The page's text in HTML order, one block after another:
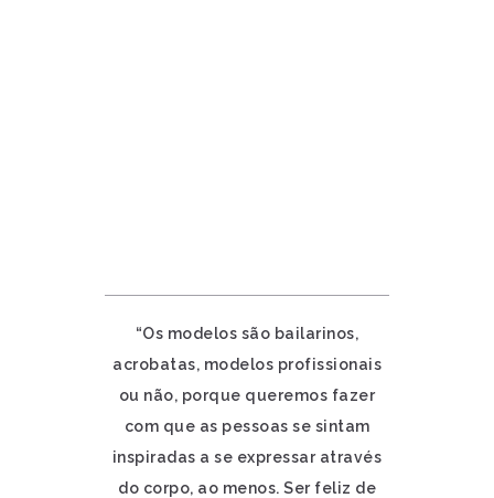
“Os modelos são bailarinos,
acrobatas, modelos profissionais
ou não, porque queremos fazer
com que as pessoas se sintam
inspiradas a se expressar através
do corpo, ao menos. Ser feliz de